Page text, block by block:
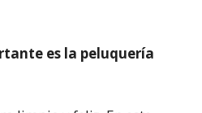
es la peluquería